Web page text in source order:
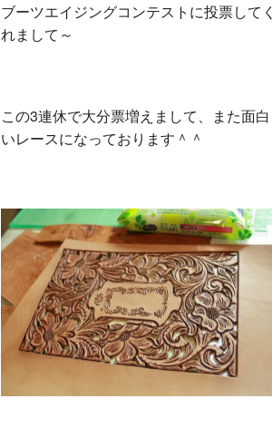
ブーツエイジングコンテストに投票してく
れまして～
この3連休で大分票増えまして、また面白
いレースになっております＾＾